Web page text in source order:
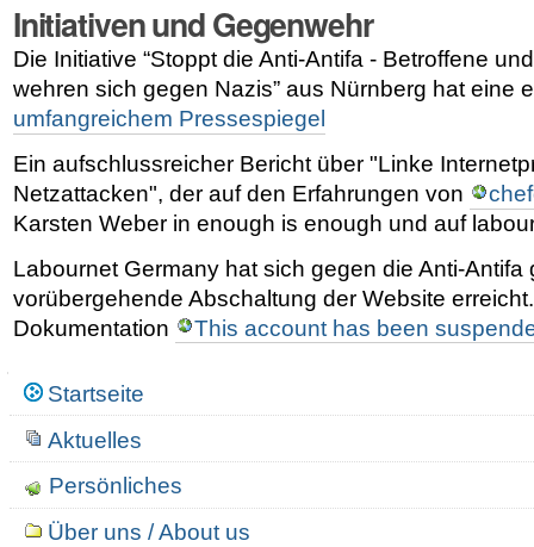
Initiativen und Gegenwehr
Die Initiative “Stoppt die Anti-Antifa - Betroffene
wehren sich gegen Nazis” aus Nürnberg hat eine
umfangreichem Pressespiegel
Ein aufschlussreicher Bericht über "Linke
Netzattacken", der auf den Erfahrungen von
Karsten Weber in enough is enough und auf
Labournet Germany hat sich gegen die Anti-Antifa
vorübergehende Abschaltung der Website
Dokumentation
This account has been
NavigationStartseite
Aktuelles
Persönliches
Über uns / About us